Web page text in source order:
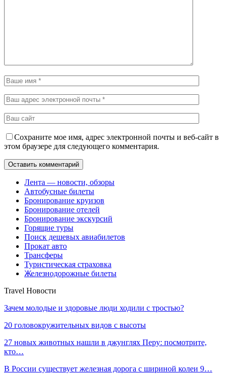
Сохраните мое имя, адрес электронной почты и веб-сайт в
этом браузере для следующего комментария.
Лента — новости, обзоры
Автобусные билеты
Бронирование круизов
Бронирование отелей
Бронирование экскурсий
Горящие туры
Поиск дешевых авиабилетов
Прокат авто
Трансферы
Туристическая страховка
Железнодорожные билеты
Travel Новости
Зачем молодые и здоровые люди ходили с тростью?
20 головокружительных видов с высоты
27 новых животных нашли в джунглях Перу: посмотрите,
кто…
В России существует железная дорога с шириной колеи 9…